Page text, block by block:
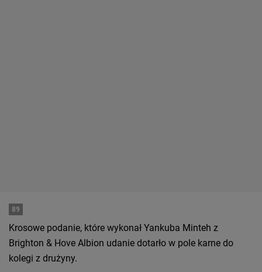
89
Krosowe podanie, które wykonał Yankuba Minteh z
Brighton & Hove Albion udanie dotarło w pole karne do
kolegi z drużyny.